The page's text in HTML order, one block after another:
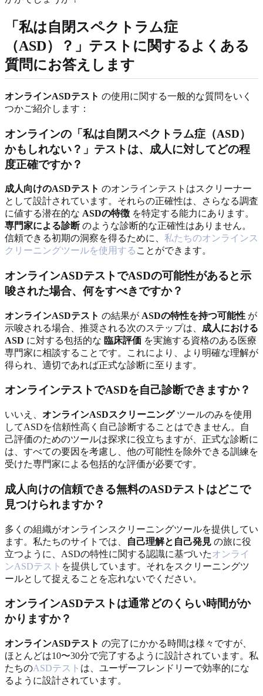
「私は自閉スペクトラム症
（ASD）？」テストに関するよくある
質問にお答えします
オンラインASDテスト の使用に関する一般的な質問をいく
つかご紹介します：
オンラインの「私は自閉スペクトラム症（ASD）
かもしれない？」テストは、成人に対してどの程
度正確ですか？
成人向けのASDテスト のオンラインテストはスクリーナー
として設計されています。それらの正確性は、さらなる調査
に値する潜在的な ASDの特徴 を特定する能力にあります。
専門家による診断のような診断的な正確性はありません。
信頼できる初期の洞察を得るために、 私たちのオンラインス
クリーニングツールを使用する ことができます。
オンラインASDテストでASDの可能性があると示
唆された場合、何をすべきですか？
オンラインASDテスト の結果が ASDの特性を持つ可能性 が
示唆される場合、推奨される次のステップは、 成人における
ASD に対する包括的な 臨床評価 を実施する資格のある医療
専門家に相談することです。これにより、より明確な理解が
得られ、適切であれば正式な診断に至ります。
オンラインテストでASDを自己診断できますか？
いいえ、 オンラインASDスクリーニングツールのみを使用
してASDを信頼性高く自己診断することはできません。自
己評価のためのツールは探求に役立ちますが、正式な診断に
は、すべての要因を考慮し、他の可能性を除外できる訓練を
受けた専門家による包括的な評価が必要です。
成人向けの信頼できる無料のASDテストはどこで
見つけられますか？
多くの組織がオンラインスクリーニングツールを提供してい
ます。私たちのサイトでは、
自己理解と自己発見 の旅に役
立つように、ASDの特性に関する認識に基づいたオンライ
ンASDテスト を提供しています。それをスクリーニングツ
ールとして捉えることを忘れないでください。
オンラインASDテストは通常どのくらい時間がか
かりますか？
オンラインASDテスト の完了にかかる時間は様々ですが、
ほとんどは10〜30分で完了するように設計されています。私
たちのASDテスト は、ユーザーフレンドリーで効率的にな
るように設計されています。